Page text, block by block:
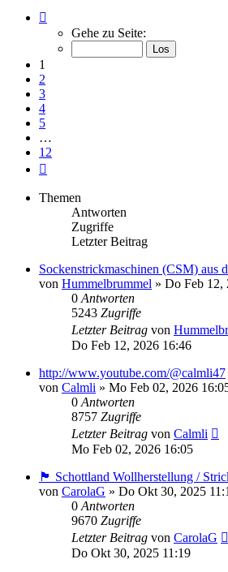
von
Gehe zu Seite:
1
2
3
4
5
…
12
Themen
Antworten
Zugriffe
Letzter Beitrag
Sockenstrickmaschinen (CSM) aus
von Hummelbrummel » Do Feb 12,
0 Antworten
5243 Zugriffe
Letzter Beitrag von
Do Feb 12, 2026 16:46
http://www.youtube.com/@calmli47
von Calmli » Mo Feb 02, 2026
0 Antworten
8757 Zugriffe
Letzter Beitrag von Calmli
Mo Feb 02, 2026 16:05
🏴󠁧󠁢󠁳󠁣󠁴󠁿 Schottland Wollherstellung /
von CarolaG » Do Okt 30, 2025
0 Antworten
9670 Zugriffe
Letzter Beitrag von CarolaG
Do Okt 30, 2025 11:19